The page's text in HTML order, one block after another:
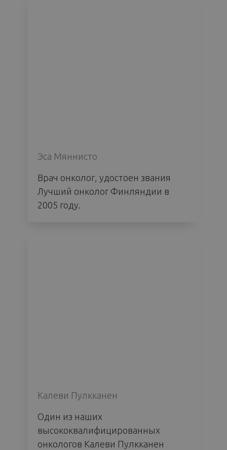
Эса Мяннисто
Врач онколог, удостоен звания
Лучший онколог Финляндии в
2005 году.
Калеви Пулкканен
Один из наших
высококвалифицированных
онкологов Калеви Пулкканен